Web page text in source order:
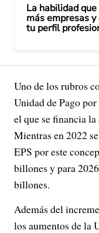
La habilidad
más empresas
tu perfil
Uno de los rubros
Unidad de Pago
el que se financia
Mientras en 2022
EPS por este
billones y para
billones.
Además del
los aumentos de la